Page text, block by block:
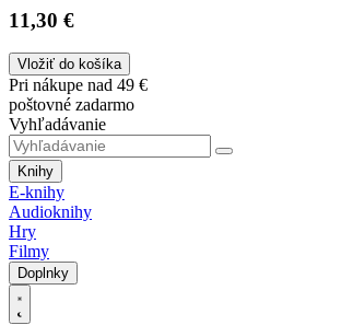
11,30 €
Vložiť do košíka
Pri nákupe nad 49 €
poštovné zadarmo
Vyhľadávanie
Knihy
E-knihy
Audioknihy
Hry
Filmy
Doplnky